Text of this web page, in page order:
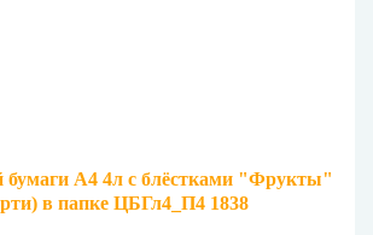
бумаги А4 4л с блёстками "Фрукты"
в папке ЦБГл4_П4 1838